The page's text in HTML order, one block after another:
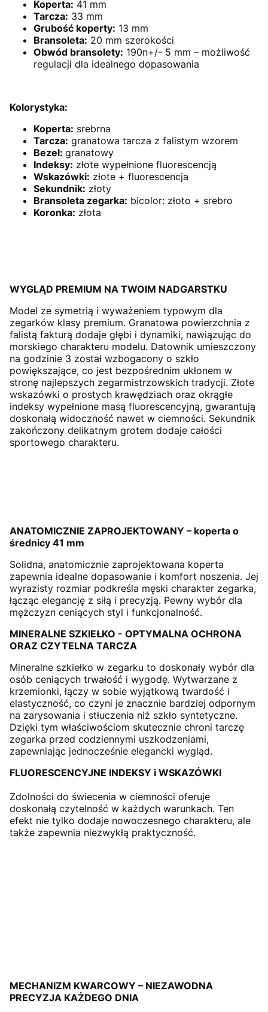
Koperta: 41 mm
Tarcza: 33 mm
Grubość koperty: 13 mm
Bransoleta: 20 mm szerokości
Obwód bransolety: 190n+/- 5 mm – możliwość
regulacji dla idealnego dopasowania
Kolorystyka:
Koperta: srebrna
Tarcza: granatowa tarcza z falistym wzorem
Bezel: granatowy
Indeksy: złote wypełnione fluorescencją
Wskazówki: złote + fluorescencja
Sekundnik: złoty
Bransoleta zegarka: bicolor: złoto + srebro
Koronka: złota
WYGLĄD PREMIUM NA TWOIM NADGARSTKU
Model ze symetrią i wyważeniem typowym dla
zegarków klasy premium. Granatowa powierzchnia z
falistą fakturą dodaje głębi i dynamiki, nawiązując do
morskiego charakteru modelu. Datownik umieszczony
na godzinie 3 został wzbogacony o szkło
powiększające, co jest bezpośrednim ukłonem w
stronę najlepszych zegarmistrzowskich tradycji. Złote
wskazówki o prostych krawędziach oraz okrągłe
indeksy wypełnione masą fluorescencyjną, gwarantują
doskonałą widoczność nawet w ciemności. Sekundnik
zakończony delikatnym grotem dodaje całości
sportowego charakteru.
ANATOMICZNIE ZAPROJEKTOWANY – koperta o
średnicy 41 mm
Solidna, anatomicznie zaprojektowana koperta
zapewnia idealne dopasowanie i komfort noszenia. Jej
wyrazisty rozmiar podkreśla męski charakter zegarka,
łącząc elegancję z siłą i precyzją. Pewny wybór dla
mężczyzn ceniących styl i funkcjonalność.
MINERALNE SZKIEŁKO - OPTYMALNA OCHRONA
ORAZ CZYTELNA TARCZA
Mineralne szkiełko w zegarku to doskonały wybór dla
osób ceniących trwałość i wygodę. Wytwarzane z
krzemionki, łączy w sobie wyjątkową twardość i
elastyczność, co czyni je znacznie bardziej odpornym
na zarysowania i stłuczenia niż szkło syntetyczne.
Dzięki tym właściwościom skutecznie chroni tarczę
zegarka przed codziennymi uszkodzeniami,
zapewniając jednocześnie elegancki wygląd.
FLUORESCENCYJNE INDEKSY i WSKAZÓWKI
Zdolności do świecenia w ciemności oferuje
doskonałą czytelność w każdych warunkach. Ten
efekt nie tylko dodaje nowoczesnego charakteru, ale
także zapewnia niezwykłą praktyczność.
MECHANIZM KWARCOWY – NIEZAWODNA
PRECYZJA KAŻDEGO DNIA